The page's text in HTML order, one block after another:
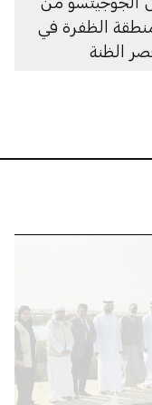
منطقة الظفرة في
الظنة